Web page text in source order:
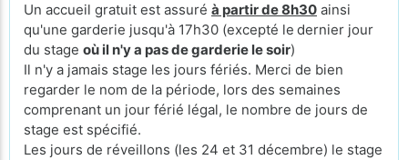
Un accueil gratuit est assuré à partir de 8h30 ainsi
qu'une garderie jusqu'à 17h30 (excepté le dernier jour
du stage où il n'y a pas de garderie le soir)
Il n'y a jamais stage les jours fériés. Merci de bien
regarder le nom de la période, lors des semaines
comprenant un jour férié légal, le nombre de jours de
stage est spécifié.
Les jours de réveillons (les 24 et 31 décembre) le stage